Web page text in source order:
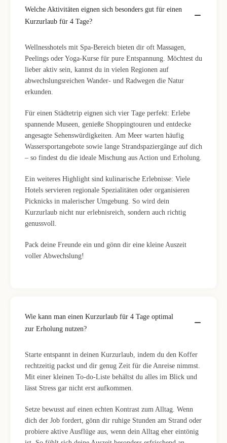
Welche Aktivitäten eignen sich besonders gut für einen
Kurzurlaub für 4 Tage?
Wellnesshotels mit Spa-Bereich bieten dir oft Massagen,
Peelings oder Yoga-Kurse für pure Entspannung. Möchtest du
lieber aktiv sein, kannst du in vielen Regionen auf
abwechslungsreichen Wander- und Radwegen die Natur
erkunden.
Für einen Städtetrip eignen sich vier Tage perfekt: Erlebe
spannende Museen, genieße Shoppingtouren und entdecke
angesagte Sehenswürdigkeiten. Am Meer warten häufig
Wassersportangebote sowie lange Strandspaziergänge auf dich
– so findest du die ideale Mischung aus Action und Erholung.
Ein weiteres Highlight sind kulinarische Erlebnisse: Viele
Hotels servieren regionale Spezialitäten oder organisieren
Picknicks in malerischer Umgebung. So wird dein
Kurzurlaub nicht nur erlebnisreich, sondern auch richtig
genussvoll.
Pack deine Freunde ein und gönn dir eine kleine Auszeit
voller Abwechslung!
Wie kann man einen Kurzurlaub für 4 Tage optimal
zur Erholung nutzen?
Starte entspannt in deinen Kurzurlaub, indem du den Koffer
rechtzeitig packst und dir genug Zeit für die Anreise nimmst.
Mit einer kleinen To-do-Liste behältst du alles im Blick und
lässt Stress gar nicht erst aufkommen.
Setze bewusst auf einen echten Kontrast zum Alltag. Wenn
dich der Job fordert, gönn dir ruhige Stunden am Strand oder
probiere aktive Ausflüge aus, wenn dein Alltag eher eintönig